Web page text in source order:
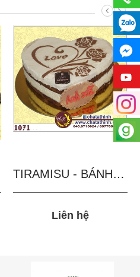
TIRAMISU - BÁNH TẶNG...
Liên hệ